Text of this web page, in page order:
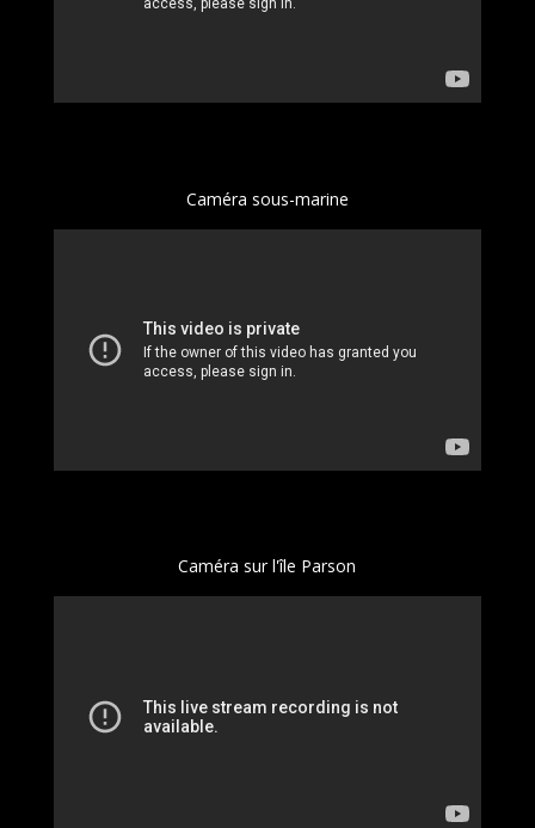
Caméra sous-marine
Caméra sur l'île Parson